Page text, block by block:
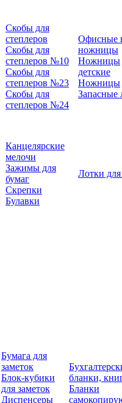
Скобы для
степлеров
Скобы для
степлеров №10
Скобы для
степлеров №23
Скобы для
степлеров №24
Офисные
ножницы
Ножницы
детские
Ножницы
Запасные
Канцелярские
мелочи
Зажимы для
бумаг
Скрепки
Булавки
Лотки
Бумага для
заметок
Блок-кубики
для заметок
Диспенсеры
бланки,
Бланки